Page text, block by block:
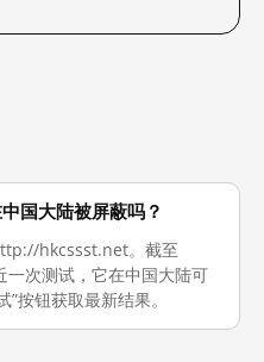
国大陆被屏蔽吗？
hkcssst.net。截至
次测试，它在中国大陆可
按钮获取最新结果。